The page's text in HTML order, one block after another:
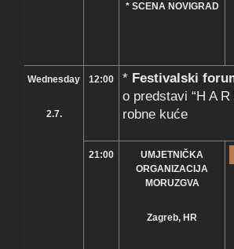
* SCENA NOVIGRAD
Wednesday
2.7.
12:00 * Festivalski
o predstavi “H A
robne kuće
21:00
UMJETNIČKA
ORGANIZACIJA
MORUZGVA
Zagreb, HR